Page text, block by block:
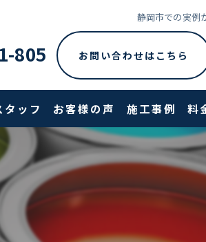
静岡市での実例
805 お問い合わせはこちら
タッフ お客様の声 施工事例 料